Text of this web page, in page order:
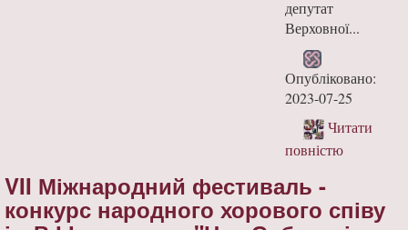
депутат
Верховної...
Опубліковано:
2023-07-25
Читати
повністю
VII Міжнародний фестиваль -
конкурс народного хорового співу